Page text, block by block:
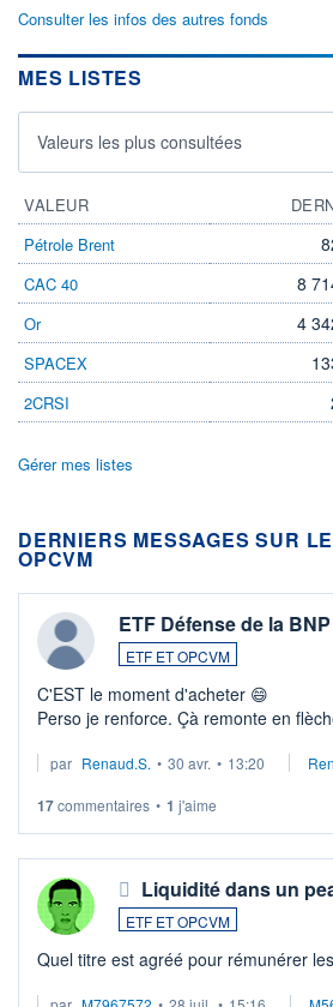
Consulter les infos des autres fonds
MES LISTES
Valeurs les plus consultées
VALEUR
Pétrole Brent
CAC 40 8
Or 4
SPACEX
2CRSI
Gérer mes listes
DERNIERS MESSAGES SUR
OPCVM
ETF Défense de la
ETF ET OPCVM
C'EST le moment d'acheter 😄​
Perso je renforce. Çà remonte en
Investissement long terme tip top
par Renaud.S. • 30 avr. • 13:20
17commentaires • 1 j'aime
Liquidité dans un
ETF ET OPCVM
Quel titre est agréé pour rémunérer